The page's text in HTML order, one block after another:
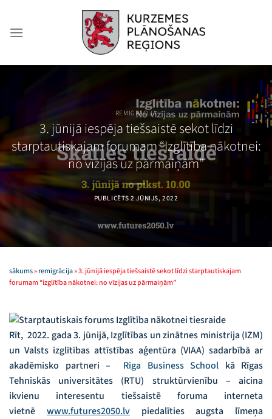
content
REMIGRĀCIJA
3. jūnijā iespēja tiešsaistē sekot līdzi
starptautiskajam forumam “Izglītība nākotnei:
no vīzijas uz pārmaiņām”
PUBLICĒTS2 JŪNIJS, 2022
sākums»remigrācija»3. jūnijā iespēja tiešsaistē sekot līdzi starptautiskajam
forumam “izglītība nākotnei: no vīzijas uz pārmaiņām”
Rīt, 2022. gada 3. jūnijā, Izglītības un zinātnes ministrija (IZM)
un Valsts izglītības attīstības aģentūra (VIAA) sadarbībā ar
akadēmisko partneri – Riga Business School kā Rīgas
Tehniskās universitātes (RTU) struktūrvienību – aicina
ikvienu interesentu tiešsaistē foruma interneta
vietnē www.futures2050.lvpiedalīties augsta līmeņa